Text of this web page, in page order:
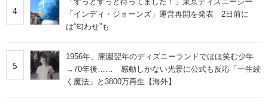
4
「インディ・ジョーンズ」運営再開を発表 2日前に
は“匂わせ”も
5
1956年、開園翌年のディズニーランドでほほ笑む少年
→70年後…… 感動しかない光景に公式も反応「一生続
く魔法」と3800万再生【海外】